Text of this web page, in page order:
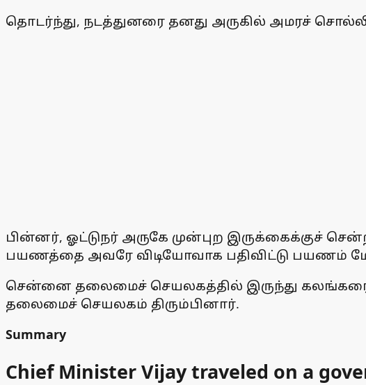
தொடர்ந்து, நடத்துனரை தனது அருகில் அமரச்
பின்னர், ஓட்டுநர் அருகே முன்புற இருக்கைக்குச்
பயணத்தை அவரே விடியோவாக பதிவிட்டு பயணம்
சென்னை தலைமைச் செயலகத்தில் இருந்து கலங்கரை
தலைமைச் செயலகம் திரும்பினார்.
Summary
Chief Minister Vijay traveled on a